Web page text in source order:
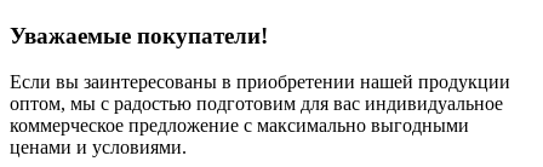
Уважаемые покупатели!
Если вы заинтересованы в приобретении нашей продукции
оптом, мы с радостью подготовим для вас индивидуальное
коммерческое предложение с максимально выгодными
ценами и условиями.